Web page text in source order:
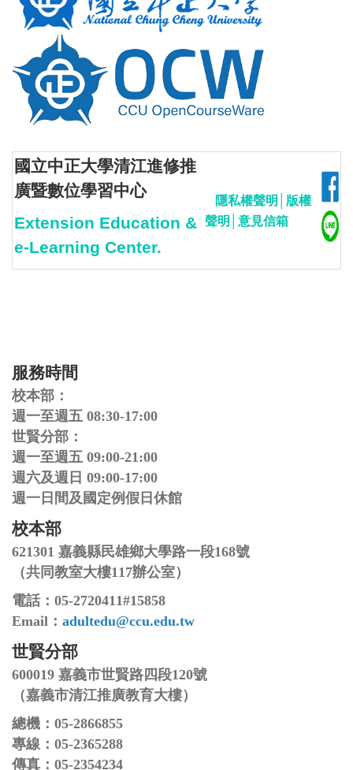
國立中正大學清江進修推
廣暨數位學習中心
Extension Education &
e-Learning Center.
隱私權聲明
版權
聲明
意見信箱
服務時間
校本部：
週一至週五 08:30-17:00
世賢分部：
週一至週五 09:00-21:00
週六及週日 09:00-17:00
週一日間及國定例假日休館
校本部
621301 嘉義縣民雄鄉大學路一段168號
（共同教室大樓117辦公室）
電話：05-2720411#15858
Email： adultedu@ccu.edu.tw
世賢分部
600019 嘉義市世賢路四段120號
（嘉義市清江推廣教育大樓）
總機：05-2866855
專線：05-2365288
傳真：05-2354234